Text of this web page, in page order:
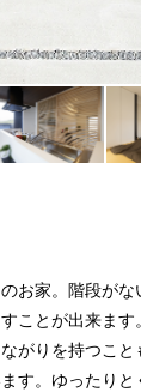
お家。階段がな
ことが出来ます
がりを持つこと
す。ゆったりと